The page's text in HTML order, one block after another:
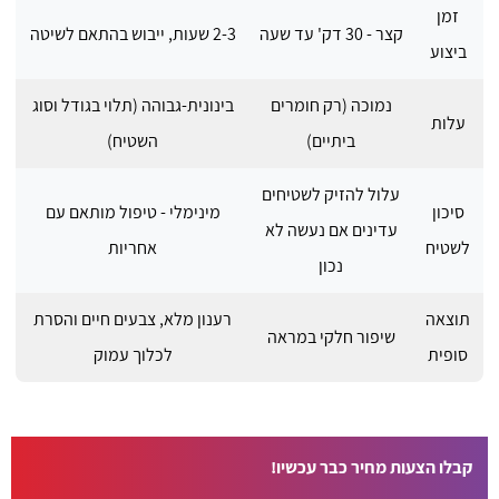
זמן
ביצוע
קצר - 30 דק' עד שעה 2-3 שעות, ייבוש בהתאם לשיטה
עלות
נמוכה (רק חומרים
ביתיים)
בינונית-גבוהה (תלוי בגודל וסוג
השטיח)
סיכון
לשטיח
עלול להזיק לשטיחים
עדינים אם נעשה לא
נכון
מינימלי - טיפול מותאם עם
אחריות
תוצאה
סופית
שיפור חלקי במראה
רענון מלא, צבעים חיים והסרת
לכלוך עמוק
קבלו הצעות מחיר כבר עכשיו!